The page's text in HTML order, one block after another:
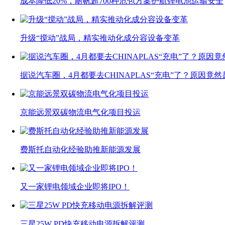
升级“搅动”战局，精实推动化成分容设备变革
据说汽车圈，4月都要去CHINAPLAS“充电”了？原因竟
京能远景双碳物流电气化项目投运
费斯托自动化经验助推新能源发展
又一家锂电领域企业即将IPO！